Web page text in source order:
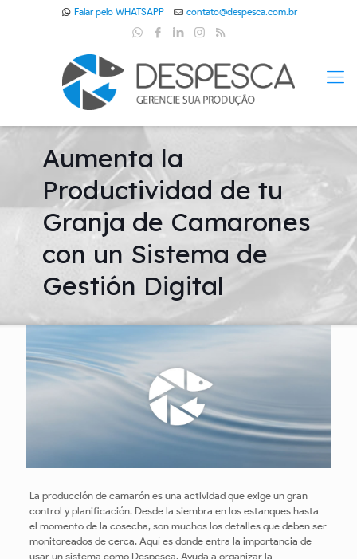
Falar pelo WHATSAPP contato@despesca.com.br
Aumenta la
Productividad de tu
Granja de Camarones
con un Sistema de
Gestión Digital
La producción de camarón es una actividad que exige un gran
control y planificación. Desde la siembra en los estanques hasta
el momento de la cosecha, son muchos los detalles que deben ser
monitoreados de cerca. Aquí es donde entra la importancia de
usar un sistema como Despesca. Ayuda a organizar la